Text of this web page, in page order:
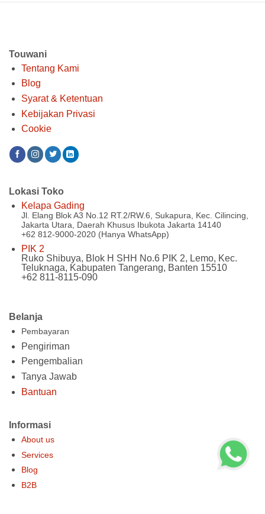
Rp 200.000.adalah:
Touwani
Tentang Kami
Blog
Syarat & Ketentuan
Kebijakan Privasi
Cookie
Belanja
Pembayaran
Pengiriman
Pengembalian
Tanya Jawab
Bantuan
Informasi
About us
Services
Blog
B2B
Lokasi Toko
Kelapa Gading
Jl. Elang Blok A3 No.12 RT.2/RW.6, Sukapura, Kec. Cilincing,
Jakarta Utara, Daerah Khusus Ibukota Jakarta 14140
+62 812-9000-2020 (Hanya WhatsApp)
PIK 2
Ruko Shibuya, Blok H SHH No.6 PIK 2, Lemo, Kec.
Teluknaga, Kabupaten Tangerang, Banten 15510
+62 811-8115-090